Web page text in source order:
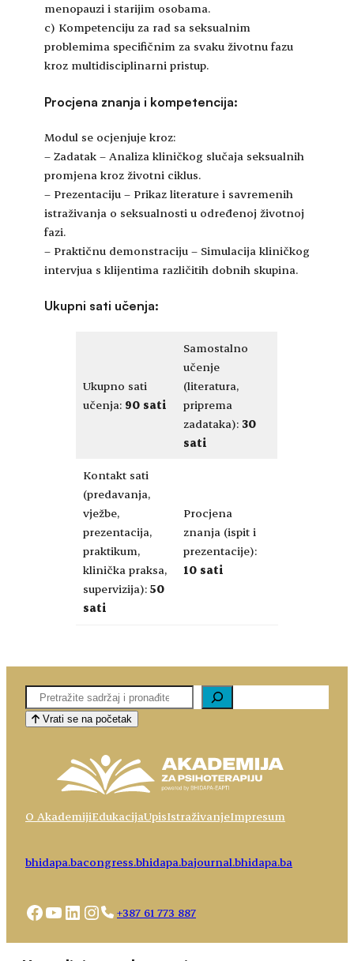
menopauzi i starijim osobama.
c) Kompetenciju za rad sa seksualnim
problemima specifičnim za svaku životnu fazu
kroz multidisciplinarni pristup.
Procjena znanja i kompetencija:
Modul se ocjenjuje kroz:
– Zadatak – Analiza kliničkog slučaja seksualnih
promjena kroz životni ciklus.
– Prezentaciju – Prikaz literature i savremenih
istraživanja o seksualnosti u određenoj životnoj
fazi.
– Praktičnu demonstraciju – Simulacija kliničkog
intervjua s klijentima različitih dobnih skupina.
Ukupni sati učenja:
Ukupno sati
učenja: 90 sati
Samostalno
učenje
(literatura,
priprema
zadataka): 30
sati
Kontakt sati
(predavanja,
vježbe,
prezentacija,
praktikum,
klinička praksa,
supervizija): 50
sati
Procjena
znanja (ispit i
prezentacije):
10 sati
Pretaga
Vrati se na početak
O AkademijiEdukacijaUpisIstraživanjeImpresum
bhidapa.bacongress.bhidapa.bajournal.bhidapa.ba
Facebook
YouTube
LinkedIn
Instagram
+387 61 773 887